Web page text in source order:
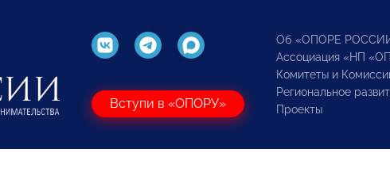
Вступи в «ОПОРУ»
Об «ОПОРЕ
Ассоциация «НП
Комитеты и
Региональное
Проекты